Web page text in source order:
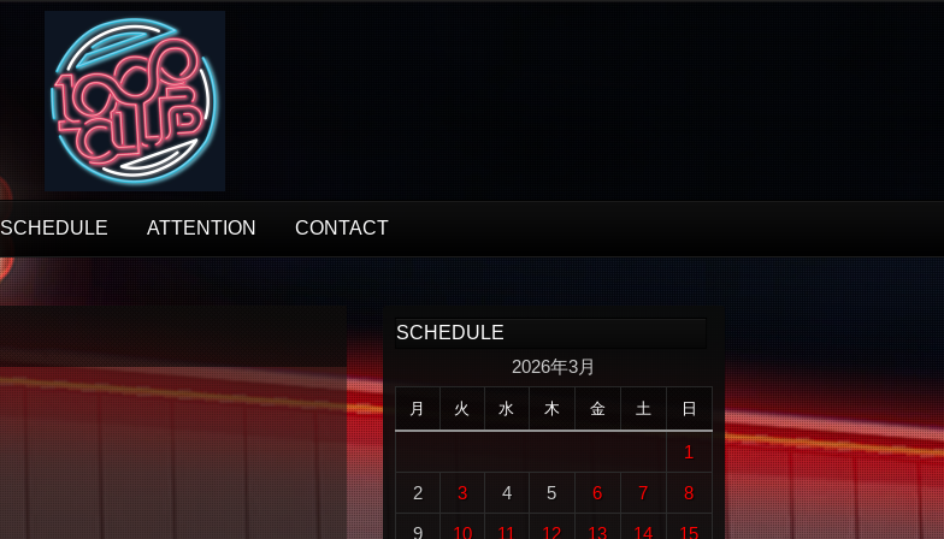
SCHEDULE ATTENTION CONTACT
SCHEDULE
2026年3月
月 火 水 木 金 土 日
1
2
3 4 5 6 7
8
9
10 11 12 13 14 15